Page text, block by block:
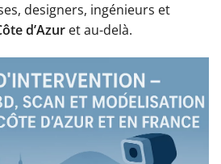
designers, ingénieurs et
d’Azur et au-delà.